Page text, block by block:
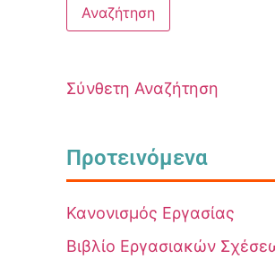
Σύνθετη Αναζήτηση
Προτεινόμενα
Κανονισμός Εργασίας
Βιβλίο Εργασιακών